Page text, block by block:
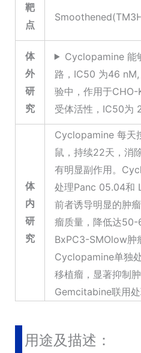
靶
点
体
外
研
究
Cyclopamine 能
路，IC50 为46
验中，作用于CHO-
受体活性，IC50为
体
内
研
究
Cyclopamine 每天
鼠，持续22天，消
有明显副作用。
处理Panc 05.04和
前者诱导明显的肿
瘤质量，降低达50-
BxPC3-SMOlow肿
Cyclopamine单独
移植瘤，显著抑制
Gemcitabine联用处
用途及描述：